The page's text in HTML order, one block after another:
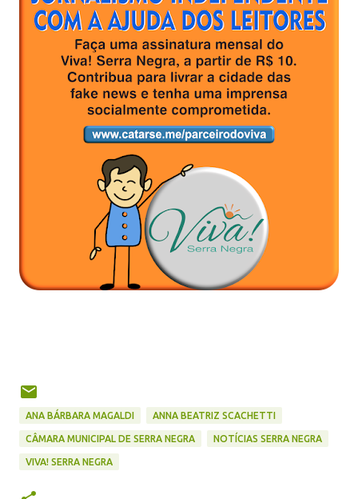
ANA BÁRBARA MAGALDI ANNA BEATRIZ SCACHETTI
CÂMARA MUNICIPAL DE SERRA NEGRA NOTÍCIAS SERRA NEGRA
VIVA! SERRA NEGRA